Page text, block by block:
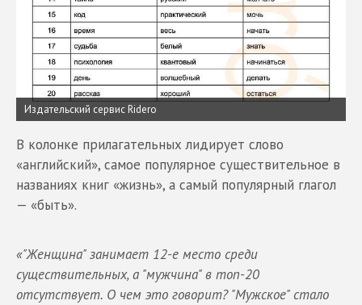
Издательский сервис Ridero
В колонке прилагательных лидирует слово
«английский», самое популярное существительное в
названиях книг «жизнь», а самый популярный глагол
— «быть».
«"Женщина" занимает 12-е место среди
существительных, а "мужчина" в топ-20
отсутствует. О чем это говорит? "Мужское" стало